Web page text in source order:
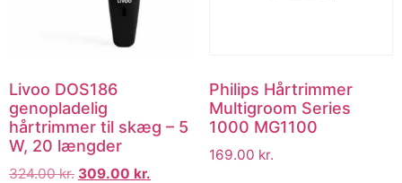
Livoo DOS186
genopladelig
hårtrimmer til skæg – 5
W, 20 længder
324.00kr. 309.00 kr.
Philips Hårtrimmer
Multigroom Series
1000 MG1100
169.00 kr.